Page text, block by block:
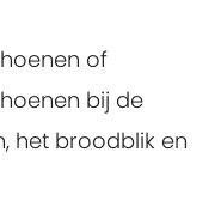
of
bij de
het broodblik en